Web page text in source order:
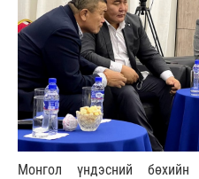
Монгол үндэсний